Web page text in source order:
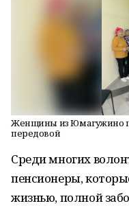
Женщины из Юмагужино
передовой
Среди многих
пенсионеры,
жизнью, полной